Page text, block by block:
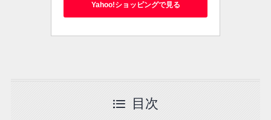
Yahoo!ショッピングで見る
目次